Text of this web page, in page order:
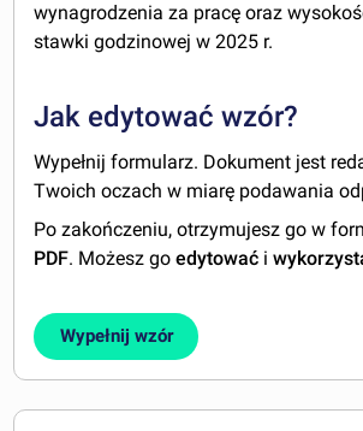
wynagrodzenia za pracę oraz
stawki godzinowej w 2025 r.
Jak edytować wzór?
Wypełnij formularz. Dokument jest
Twoich oczach w miarę podawania
Po zakończeniu, otrzymujesz go w
PDF. Możesz goedytować i
Wypełnij wzór